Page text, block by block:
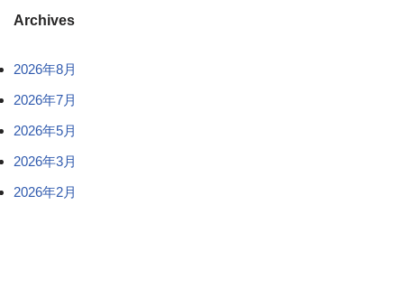
Archives
2026年8月
2026年7月
2026年5月
2026年3月
2026年2月